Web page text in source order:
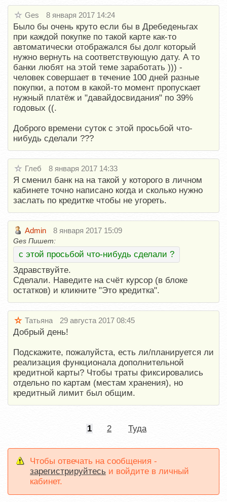
Ges 8 января 2017 14:24
Было бы очень круто если бы в Дребеденьгах
при каждой покупке по такой карте как-то
автоматически отображался бы долг который
нужно вернуть на соответствующую дату. А то
банки любят на этой теме заработать ))) -
человек совершает в течение 100 дней разные
покупки, а потом в какой-то момент пропускает
нужный платёж и "давайдосвидания" по 39%
годовых ((.
Доброго времени суток с этой просьбой что-
нибудь сделали ???
Глеб 8 января 2017 14:33
Я сменил банк на на такой у которого в личном
кабинете точно написано когда и сколько нужно
заслать по кредитке чтобы не угореть.
Admin 8 января 2017 15:09
Ges Пишет:
с этой просьбой что-нибудь сделали ?
Здравствуйте.
Сделали. Наведите на счёт курсор (в блоке
остатков) и кликните "Это кредитка".
Татьяна 29 августа 2017 08:45
Добрый день!
Подскажите, пожалуйста, есть ли/планируется ли
реализация функционала дополнительной
кредитной карты? Чтобы траты фиксировались
отдельно по картам (местам хранения), но
кредитный лимит был общим.
1 2 Туда
Чтобы отвечать на сообщения -
зарегистрируйтесь и войдите в личный
кабинет.